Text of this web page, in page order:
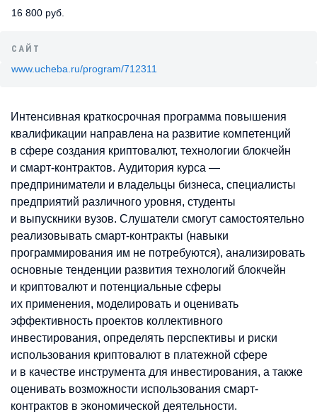
16 800 руб.
САЙТ
www.ucheba.ru/program/712311
Интенсивная краткосрочная программа повышения
квалификации направлена на развитие компетенций
в сфере создания криптовалют, технологии блокчейн
и смарт-контрактов. Аудитория курса —
предприниматели и владельцы бизнеса, специалисты
предприятий различного уровня, студенты
и выпускники вузов. Слушатели смогут самостоятельно
реализовывать смарт-контракты (навыки
программирования им не потребуются), анализировать
основные тенденции развития технологий блокчейн
и криптовалют и потенциальные сферы
их применения, моделировать и оценивать
эффективность проектов коллективного
инвестирования, определять перспективы и риски
использования криптовалют в платежной сфере
и в качестве инструмента для инвестирования, а также
оценивать возможности использования смарт-
контрактов в экономической деятельности.